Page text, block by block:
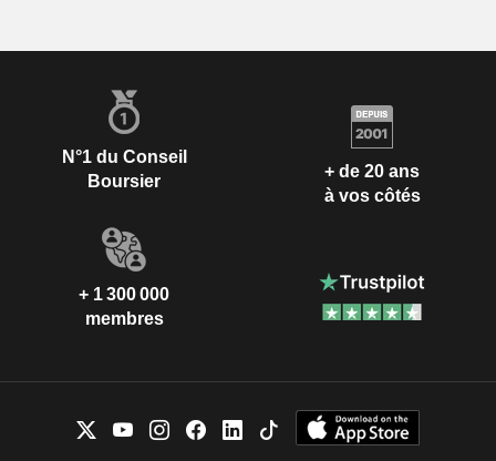
N°1 du Conseil
Boursier
+ de 20 ans
à vos côtés
+ 1 300 000
membres